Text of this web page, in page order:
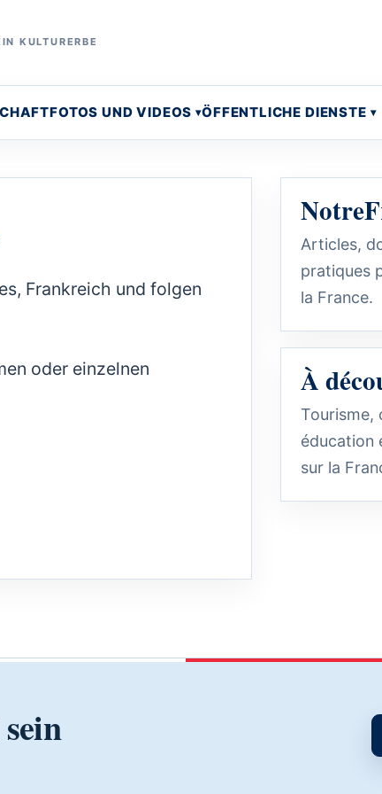
KULTURERBE
FOTOS UND VIDEOS ÖFFENTLICHE DIENSTE
Frankreich und folgen
oder einzelnen
Articles,
pratiques
la France.
À
Tourisme,
éducation
sur la